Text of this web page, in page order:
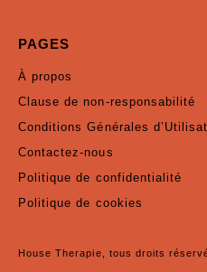
PAGES
À propos
Clause de non-responsabilité
Conditions Générales
Contactez-nous
Politique de confidentialité
Politique de cookies
House Therapie, tous droits